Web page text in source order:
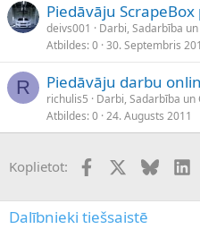
Piedāvāju
deivs001
Darbi, Sadarbība
Atbildes 0 30. Septembris
R Piedāvāju darbu
richulis5
Darbi, Sadarbība un
Atbildes 0 24. Augusts 2011
Koplietot: FacebookX (Twitter)
Dalībnieki tiešsaistē